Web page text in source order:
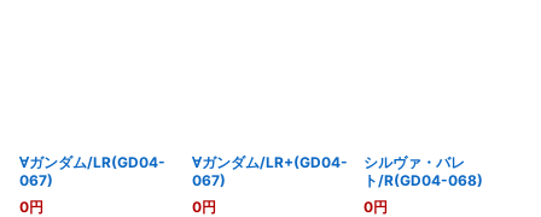
∀ガンダム/LR(GD04-
067)
0円
∀ガンダム/LR+(GD04-
067)
0円
シルヴァ・バレ
ト/R(GD04-068)
0円